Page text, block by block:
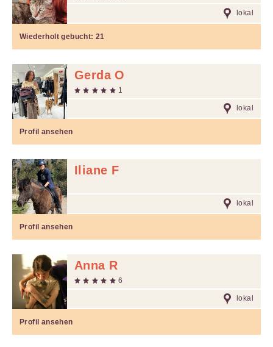
lokal
Wiederholt gebucht:21
Gerda O
1
lokal
Profil ansehen
Iliane F
lokal
Profil ansehen
Anna R
6
lokal
Profil ansehen